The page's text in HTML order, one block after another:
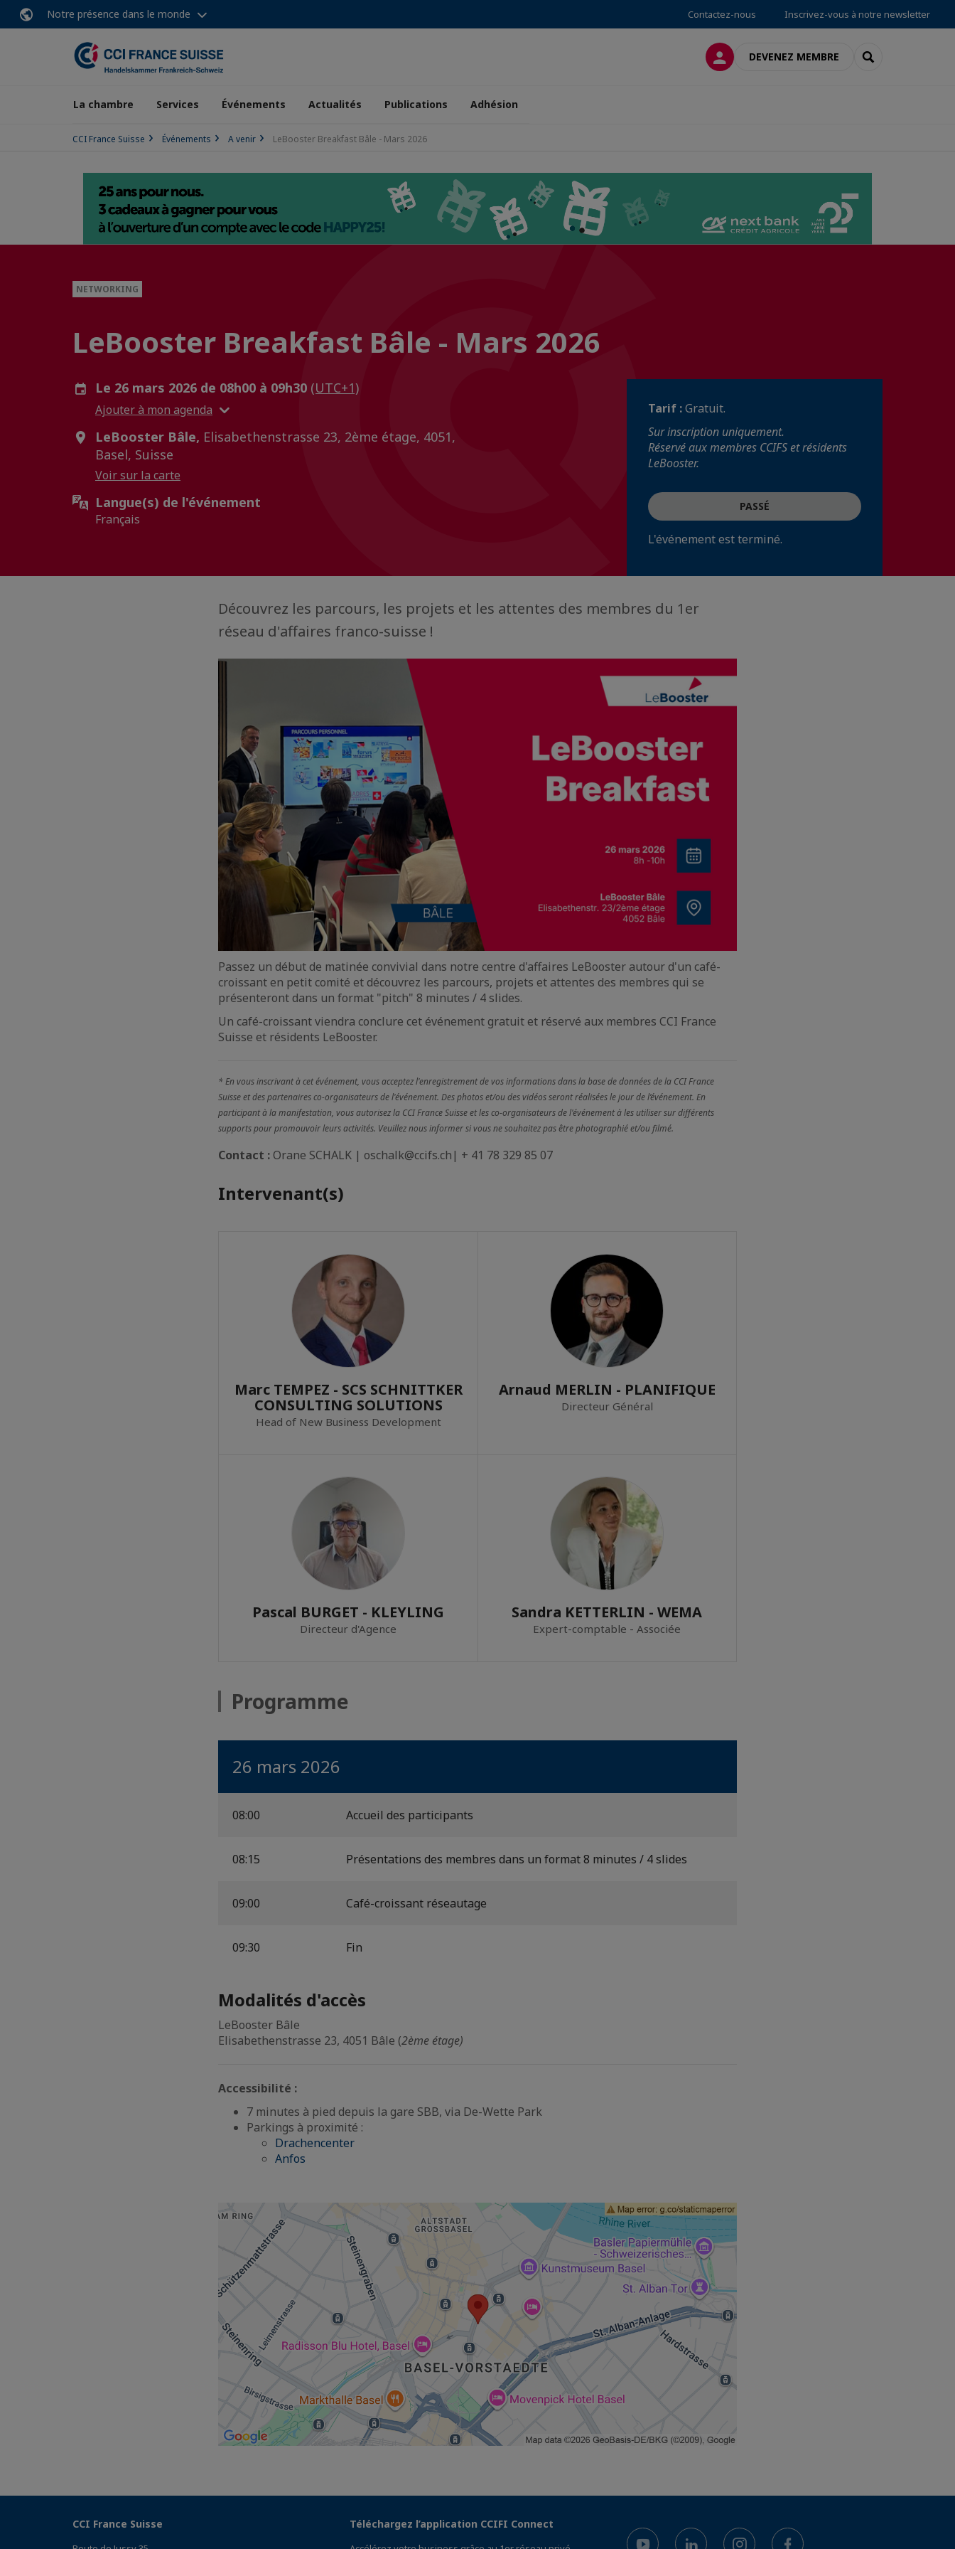
Notre présence dans le monde Contactez-nous Inscrivez-vous à notre newsletter
CONNEXIONDEVENEZ MEMBRE RECHERCHER
La chambre Services Événements Actualités Publications Adhésion
CCI France Suisse Événements A venir LeBooster Breakfast Bâle - Mars 2026
NETWORKING
LeBooster Breakfast Bâle - Mars 2026
Le 26 mars 2026 de 08h00 à 09h30 (UTC+1)
Ajouter à mon agenda
LeBooster Bâle, Elisabethenstrasse 23, 2ème étage, 4051,
Basel, Suisse
Voir sur la carte
Langue(s) de l'événement
Français
Tarif :Gratuit.
Sur inscription uniquement.
Réservé aux membres CCIFS et résidents
LeBooster.
PASSÉ
L'événement est terminé.
Découvrez les parcours, les projets et les attentes des membres du 1er
réseau d'affaires franco-suisse !
Passez un début de matinée convivial dans notre centre d'affaires LeBooster autour d'un café-
croissant en petit comité et découvrez les parcours, projets et attentes des membres qui se
présenteront dans un format "pitch" 8 minutes / 4 slides.
Un café-croissant viendra conclure cet événement gratuit et réservé aux membres CCI France
Suisse et résidents LeBooster.
* En vous inscrivant à cet événement, vous acceptez l'enregistrement de vos informations dans la base de données de la CCI France
Suisse et des partenaires co-organisateurs de l'événement. Des photos et/ou des vidéos seront réalisées le jour de l’événement. En
participant à la manifestation, vous autorisez la CCI France Suisse et les co-organisateurs de l'événement à les utiliser sur différents
supports pour promouvoir leurs activités. Veuillez nous informer si vous ne souhaitez pas être photographié et/ou filmé.
Contact : Orane SCHALK | oschalk@ccifs.ch| + 41 78 329 85 07
Intervenant(s)
Marc TEMPEZ - SCS SCHNITTKER
CONSULTING SOLUTIONS
Head of New Business Development
Arnaud MERLIN - PLANIFIQUE
Directeur Général
Pascal BURGET - KLEYLING
Directeur d'Agence
Sandra KETTERLIN - WEMA
Expert-comptable - Associée
Programme
26 mars 2026
08:00 Accueil des participants
08:15 Présentations des membres dans un format 8 minutes / 4 slides
09:00 Café-croissant réseautage
09:30 Fin
Modalités d'accès
LeBooster Bâle
Elisabethenstrasse 23, 4051 Bâle (2ème étage)
Accessibilité :
7 minutes à pied depuis la gare SBB, via De-Wette Park
Parkings à proximité :
Drachencenter
Anfos
CCI France Suisse Téléchargez l’application CCIFI Connect